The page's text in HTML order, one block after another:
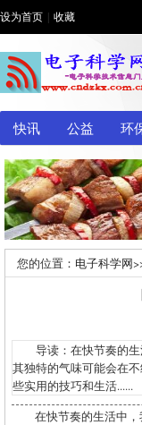
设为首页 收藏
快讯 公益 环
您的位置： 电子科学网
导读：在快节奏的生
其独特的气味可能会在
些实用的技巧和生活......
在快节奏的生活中